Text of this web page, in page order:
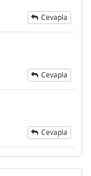
Cevapla
Cevapla
Cevapla